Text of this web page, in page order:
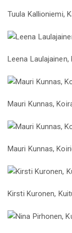
Tuula Kallioniemi,
Leena Laulajainen,
Mauri Kunnas,
Mauri Kunnas,
Kirsti Kuronen,